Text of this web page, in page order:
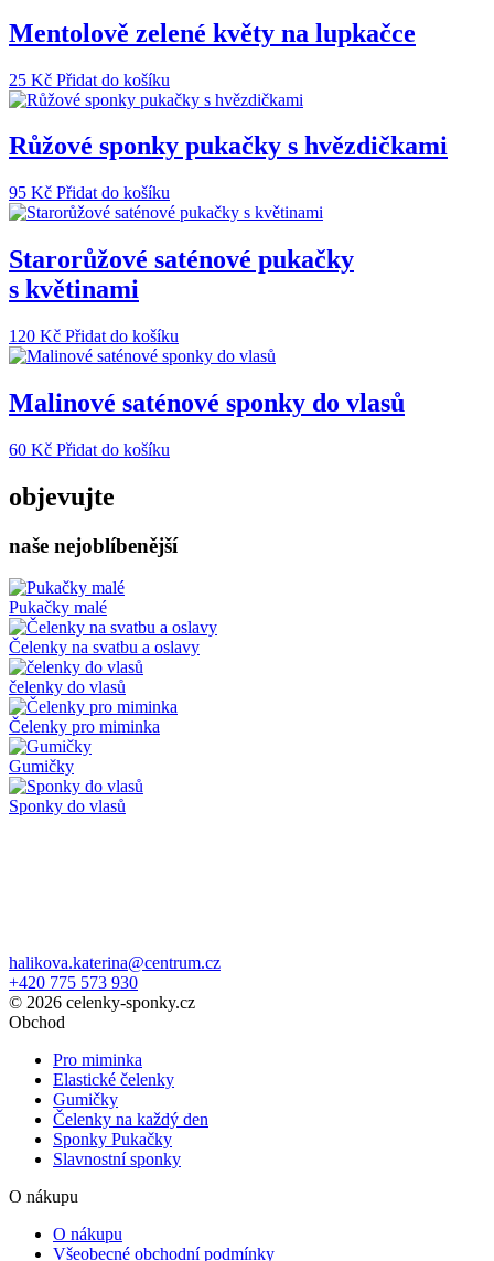
Mentolově zelené květy na lupkačce
25 Kč Přidat do košíku
Růžové sponky pukačky s hvězdičkami
95 Kč Přidat do košíku
Starorůžové saténové pukačky
s květinami
120 Kč Přidat do košíku
Malinové saténové sponky do vlasů
60 Kč Přidat do košíku
objevujte
naše nejoblíbenější
Pukačky malé
Čelenky na svatbu a oslavy
čelenky do vlasů
Čelenky pro miminka
Gumičky
Sponky do vlasů
halikova.katerina@centrum.cz
+420 775 573 930
© 2026 celenky-sponky.cz
Obchod
Pro miminka
Elastické čelenky
Gumičky
Čelenky na každý den
Sponky Pukačky
Slavnostní sponky
O nákupu
O nákupu
Všeobecné obchodní podmínky